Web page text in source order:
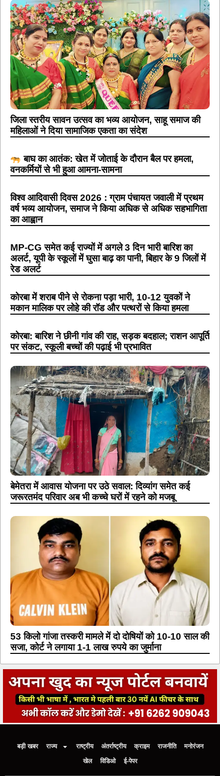
जिला स्तरीय सावन उत्सव का भव्य आयोजन, साहू समाज की
महिलाओं ने दिया सामाजिक एकता का संदेश
बाघ का आतंक: खेत में जोताई के दौरान बैल पर हमला,
वनकर्मियों से भी हुआ आमना-सामना
विश्व आदिवासी दिवस 2026 : ग्राम पंचायत जवाली में प्रथम
वर्ष भव्य आयोजन, समाज ने किया अधिक से अधिक सहभागिता
का आह्वान
MP-CG समेत कई राज्यों में अगले 3 दिन भारी बारिश का
अलर्ट, यूपी के स्कूलों में घुसा बाढ़ का पानी, बिहार के 9 जिलों में
रेड अलर्ट
कोरबा में शराब पीने से रोकना पड़ा भारी, 10-12 युवकों ने
मकान मालिक पर लोहे की रॉड और पत्थरों से किया हमला
कोरबा: बारिश ने छीनी गांव की राह, सड़क बदहाल; राशन आपूर्ति
पर संकट, स्कूली बच्चों की पढ़ाई भी प्रभावित
बेमेतरा में आवास योजना पर उठे सवाल: दिव्यांग समेत कई
जरूरतमंद परिवार अब भी कच्चे घरों में रहने को मजबू
53 किलो गांजा तस्करी मामले में दो दोषियों को 10-10 साल की
सजा, कोर्ट ने लगाया 1-1 लाख रुपये का जुर्माना
बड़ी खबर राज्य राष्ट्रीय अंतर्राष्ट्रीय क्राइम राजनीति
मनोरंजन
खेल
विडिओ ई-पेपर